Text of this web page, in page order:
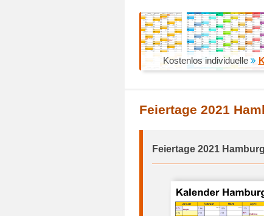
Kostenlos individuelle
Feiertage 2021
Feiertage 2021